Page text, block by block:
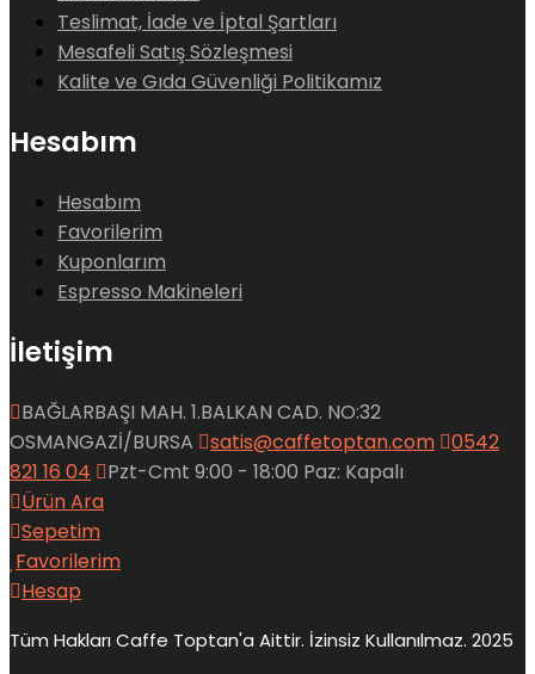
Teslimat, İade ve İptal Şartları
Mesafeli Satış Sözleşmesi
Kalite ve Gıda Güvenliği Politikamız
Hesabım
Hesabım
Favorilerim
Kuponlarım
Espresso Makineleri
İletişim
BAĞLARBAŞI MAH. 1.BALKAN CAD. NO:32
OSMANGAZİ/BURSA
satis@caffetoptan.com
0542
821 16 04
Pzt-Cmt 9:00 - 18:00 Paz: Kapalı
Ürün Ara
Sepetim
Favorilerim
Hesap
Tüm Hakları Caffe Toptan'a Aittir. İzinsiz Kullanılmaz. 2025